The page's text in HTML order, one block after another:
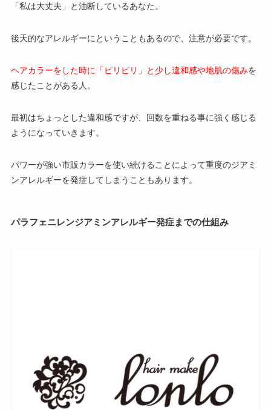
「私は大丈夫」と油断しているあなた。
後天的なアレルギーにということもあるので、注意が必要です。
ヘアカラーをした時に「ピリピリ」と少し違和感や地肌の傷みを
感じたことがある人。
最初はちょっとした違和感ですが、回数を重ねる事に強く感じる
ようになっていきます。
パワーが強い市販カラーを使い続けることによって重度のジアミ
ンアレルギーを発症してしまうこともあります。
パラフェニレンジアミンアレルギー発症までの仕組み